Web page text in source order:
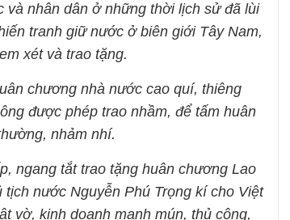
và nhân dân ở những thời lịch sử đã lùi
tranh giữ nước ở biên giới Tây Nam,
xét và trao tặng.
chương nhà nước cao quí, thiêng
được phép trao nhầm, để tấm huân
nhảm nhí.
ngang tắt trao tặng huân chương Lao
nước Nguyễn Phú Trọng kí cho Việt
vờ, kinh doanh manh mún, thủ công,